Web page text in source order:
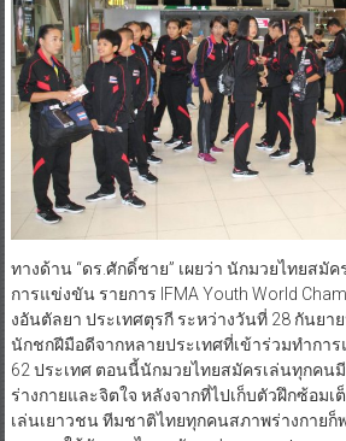
ทางด้าน “ดร.ศักดิ์ชาย” เผยว่า นักมวยไทยสมั
การแข่งขัน รายการ IFMA Youth World
งอันตัลยา ประเทศตุรกี ระหว่างวันที่ 28 กันยา
นักชกฝีมือดีจากหลายประเทศที่เข้าร่วมทำกา
62 ประเทศ ตอนนี้นักมวยไทยสมัครเล่นทุกคน
ร่างกายและจิตใจ หลังจากที่ไปเก็บตัวฝึกซ้อม
เล่นเยาวชน ทีมชาติไทยทุกคนสภาพร่างกายก็